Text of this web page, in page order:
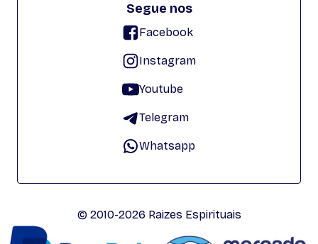
Segue nos
Facebook
Instagram
Youtube
Telegram
Whatsapp
© 2010-2026 Raizes Espirituais